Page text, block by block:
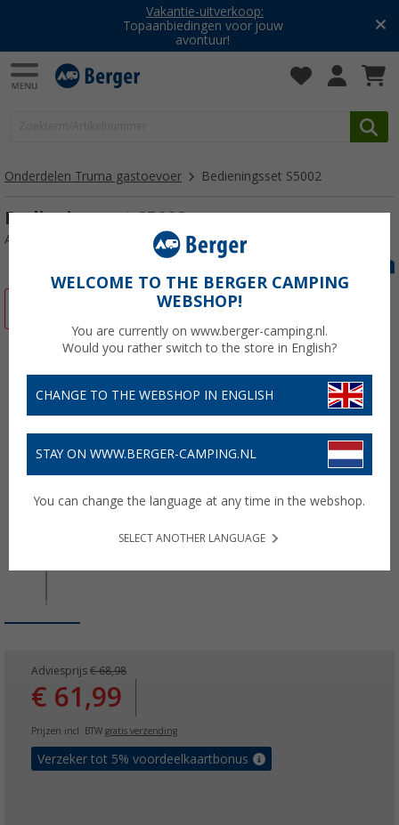
Vakantie-uitverkoop:
Topaanbiedingen voor jouw
avontuur!
Onderdelen Truma gastoevoer Bedieningsset S5002
Bedieningsset S5002
Artikelnr: 119763
Adviesprijs € 68,98
€ 61,99
Prijzen incl. BTW gratis verzending
Verzeker tot 5% voordeelkaartbonus
WELCOME TO THE BERGER CAMPING
WEBSHOP!
You are currently on www.berger-camping.nl.
Would you rather switch to the store in English?
CHANGE TO THE WEBSHOP IN ENGLISH
STAY ON WWW.BERGER-CAMPING.NL
You can change the language at any time in the webshop.
SELECT ANOTHER LANGUAGE